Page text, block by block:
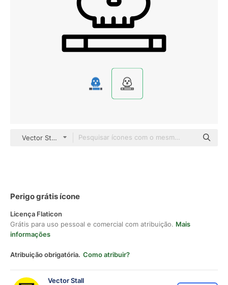
Vector Stall Lineal
Perigo grátis ícone
Licença Flaticon
Grátis para uso pessoal e comercial com atribuição. Mais
informações
Atribuição obrigatória. Como atribuir?
Vector Stall